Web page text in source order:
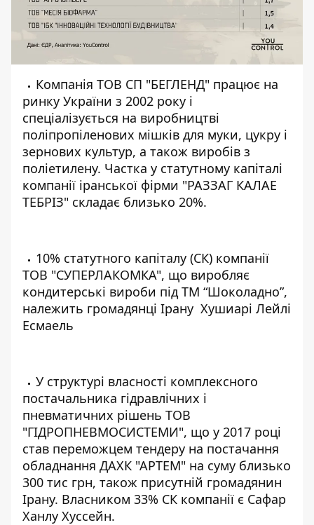
Компанія ТОВ СП "БЕГЛЕНД" працює на
ринку України з 2002 року і
спеціалізується на виробництві
поліпропіленових мішків для муки, цукру і
зернових культур, а також виробів з
поліетилену. Частка у статутному капіталі
компанії іранської фірми "РАЗЗАГ КАЛАЕ
ТЕБРІЗ" складає близько 20%.
10% статутного капіталу (СК) компанії
ТОВ "СУПЕРЛАКОМКА", що виробляє
кондитерські вироби під ТМ “Шоколадно”,
належить громадянці Ірану Хушиарі Лейлі
Есмаель
У структурі власності комплексного
постачальника гідравлічних і
пневматичних рішень ТОВ
"ГІДРОПНЕВМОСИСТЕМИ", що у 2017 році
став переможцем тендеру на постачання
обладнання ДАХК "АРТЕМ" на суму близько
300 тис грн, також присутній громадянин
Ірану. Власником 33% СК компанії є Сафар
Ханлу Хуссейн.